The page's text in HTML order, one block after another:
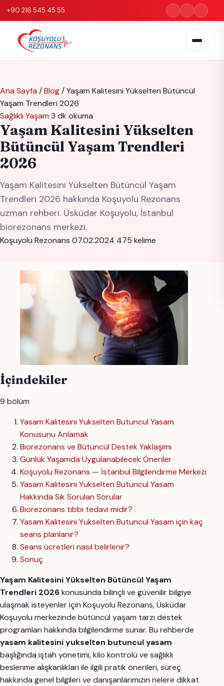
+90 216 545 45 55
Ana Sayfa /Blog/Yaşam Kalitesini Yükselten Bütüncül
Yaşam Trendleri 2026
Sağlıklı Yaşam 3 dk okuma
Yaşam Kalitesini Yükselten
Bütüncül Yaşam Trendleri
2026
Yaşam Kalitesini Yükselten Bütüncül Yaşam
Trendleri 2026 hakkında Koşuyolu Rezonans
uzman rehberi. Üsküdar Koşuyolu, İstanbul
biorezonans merkezi.
Koşuyolu Rezonans 07.02.2024 475 kelime
İçindekiler
9 bölüm
Yasam Kalitesini Yukselten Butuncul Yasam
Konusunu Anlamak
Biorezonans ve Bütüncül Destek Yaklaşımı
Günlük Yaşamda Uygulanabilecek Öneriler
Koşuyolu Rezonans — İstanbul Bilgilendirme Merkezi
Yasam Kalitesini Yukselten Butuncul Yasam
Hakkında Sık Sorulan Sorular
Biorezonans tıbbi tedavi midir?
Yasam Kalitesini Yukselten Butuncul Yasam için kaç
seans planlanır?
Seans ücretleri nasıl belirlenir?
Sonuç
Yaşam Kalitesini Yükselten Bütüncül Yaşam
Trendleri 2026konusunda bilinçli ve güvenilir bilgiye
ulaşmak isteyenler için Koşuyolu Rezonans, Üsküdar
Koşuyolu merkezinde bütüncül yaşam tarzı destek
programları hakkında bilgilendirme sunar. Bu rehberde
yasam kalitesini yukselten butuncul yasam
başlığında iştah yönetimi, kilo kontrolü ve sağlıklı
beslenme alışkanlıkları ile ilgili pratik önerileri, süreç
hakkında genel bilgileri ve danışanlarımızın nelere dikkat